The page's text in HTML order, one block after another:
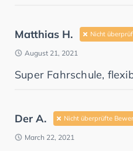
Matthias H. Nicht
August 21, 2021
Super Fahrschule,
Der A. Nicht überprüfte
March 22, 2021